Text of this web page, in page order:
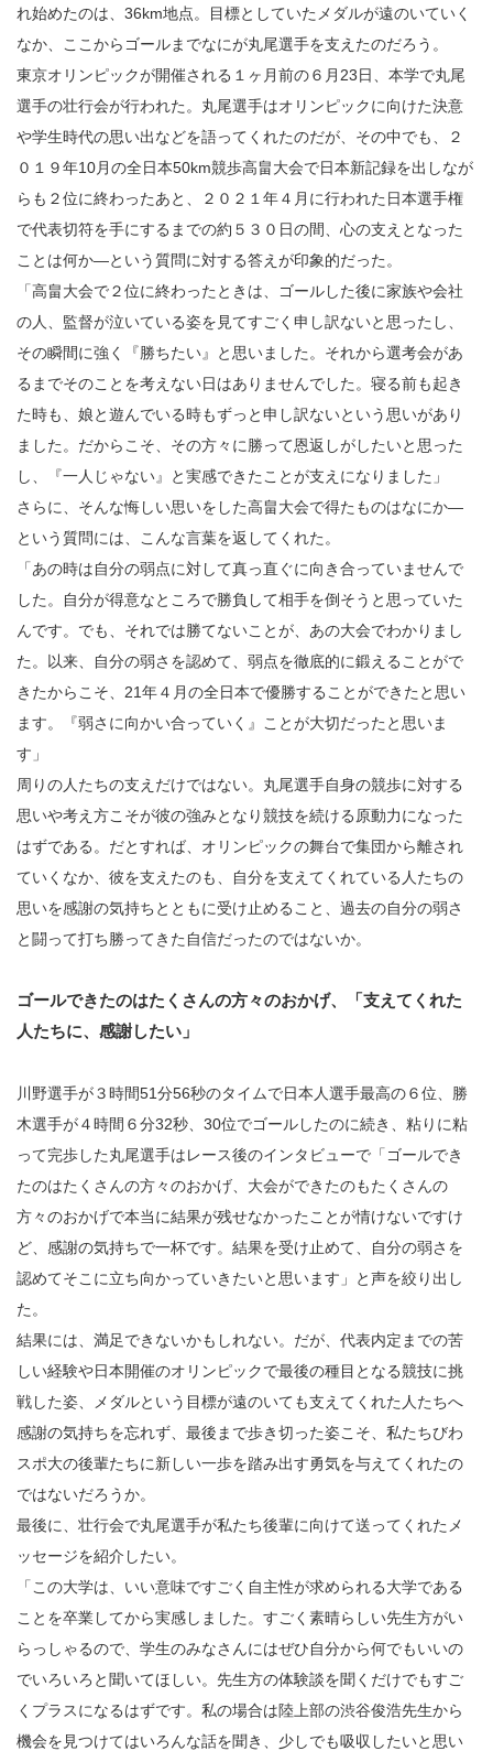
れ始めたのは、36km地点。目標としていたメダルが遠のいていく
なか、ここからゴールまでなにが丸尾選手を支えたのだろう。
東京オリンピックが開催される１ヶ月前の６月23日、本学で丸尾
選手の壮行会が行われた。丸尾選手はオリンピックに向けた決意
や学生時代の思い出などを語ってくれたのだが、その中でも、２
０１９年10月の全日本50km競歩高畠大会で日本新記録を出しなが
らも２位に終わったあと、２０２１年４月に行われた日本選手権
で代表切符を手にするまでの約５３０日の間、心の支えとなった
ことは何か―という質問に対する答えが印象的だった。
「高畠大会で２位に終わったときは、ゴールした後に家族や会社
の人、監督が泣いている姿を見てすごく申し訳ないと思ったし、
その瞬間に強く『勝ちたい』と思いました。それから選考会があ
るまでそのことを考えない日はありませんでした。寝る前も起き
た時も、娘と遊んでいる時もずっと申し訳ないという思いがあり
ました。だからこそ、その方々に勝って恩返しがしたいと思った
し、『一人じゃない』と実感できたことが支えになりました」
さらに、そんな悔しい思いをした高畠大会で得たものはなにか―
という質問には、こんな言葉を返してくれた。
「あの時は自分の弱点に対して真っ直ぐに向き合っていませんで
した。自分が得意なところで勝負して相手を倒そうと思っていた
んです。でも、それでは勝てないことが、あの大会でわかりまし
た。以来、自分の弱さを認めて、弱点を徹底的に鍛えることがで
きたからこそ、21年４月の全日本で優勝することができたと思い
ます。『弱さに向かい合っていく』ことが大切だったと思いま
す」
周りの人たちの支えだけではない。丸尾選手自身の競歩に対する
思いや考え方こそが彼の強みとなり競技を続ける原動力になった
はずである。だとすれば、オリンピックの舞台で集団から離され
ていくなか、彼を支えたのも、自分を支えてくれている人たちの
思いを感謝の気持ちとともに受け止めること、過去の自分の弱さ
と闘って打ち勝ってきた自信だったのではないか。
ゴールできたのはたくさんの方々のおかげ、「支えてくれた
人たちに、感謝したい」
川野選手が３時間51分56秒のタイムで日本人選手最高の６位、勝
木選手が４時間６分32秒、30位でゴールしたのに続き、粘りに粘
って完歩した丸尾選手はレース後のインタビューで「ゴールでき
たのはたくさんの方々のおかげ、大会ができたのもたくさんの
方々のおかげで本当に結果が残せなかったことが情けないですけ
ど、感謝の気持ちで一杯です。結果を受け止めて、自分の弱さを
認めてそこに立ち向かっていきたいと思います」と声を絞り出し
た。
結果には、満足できないかもしれない。だが、代表内定までの苦
しい経験や日本開催のオリンピックで最後の種目となる競技に挑
戦した姿、メダルという目標が遠のいても支えてくれた人たちへ
感謝の気持ちを忘れず、最後まで歩き切った姿こそ、私たちびわ
スポ大の後輩たちに新しい一歩を踏み出す勇気を与えてくれたの
ではないだろうか。
最後に、壮行会で丸尾選手が私たち後輩に向けて送ってくれたメ
ッセージを紹介したい。
「この大学は、いい意味ですごく自主性が求められる大学である
ことを卒業してから実感しました。すごく素晴らしい先生方がい
らっしゃるので、学生のみなさんにはぜひ自分から何でもいいの
でいろいろと聞いてほしい。先生方の体験談を聞くだけでもすご
くプラスになるはずです。私の場合は陸上部の渋谷俊浩先生から
機会を見つけてはいろんな話を聞き、少しでも吸収したいと思い